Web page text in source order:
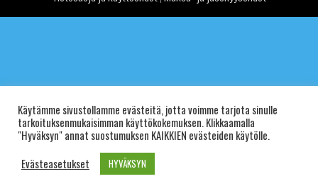
Käytämme sivustollamme evästeitä, jotta voimme tarjota sinulle
tarkoituksenmukaisimman käyttökokemuksen. Klikkaamalla
"Hyväksyn" annat suostumuksen KAIKKIEN evästeiden käytölle.
Evästeasetukset
HYVÄKSYN